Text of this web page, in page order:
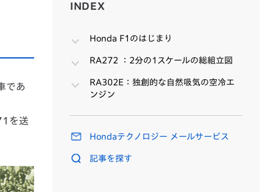
であ
を送
INDEX
Honda F1のはじまり
RA272 ：2分の1スケールの総組立図
RA302E：独創的な自然吸気の空冷エ
ンジン
Hondaテクノロジー メールサービス
記事を探す